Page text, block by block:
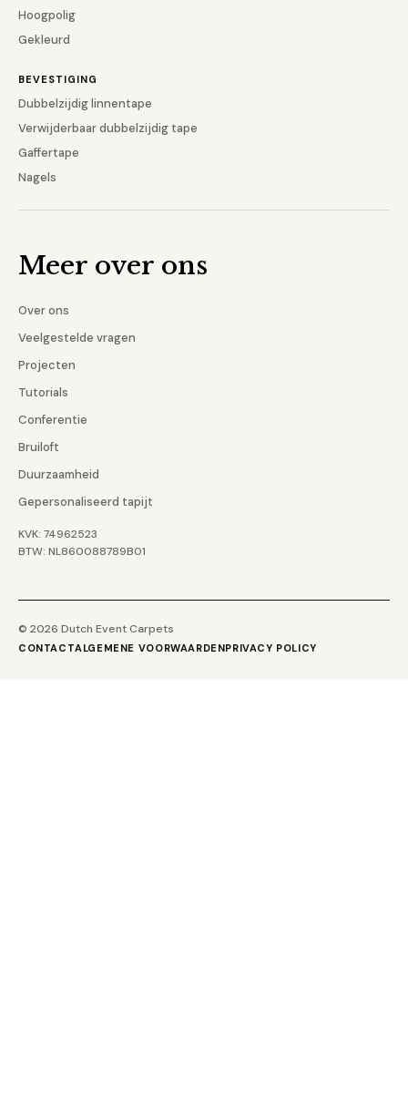
Hoogpolig
Gekleurd
BEVESTIGING
Dubbelzijdig linnentape
Verwijderbaar dubbelzijdig tape
Gaffertape
Nagels
Meer over ons
Over ons
Veelgestelde vragen
Projecten
Tutorials
Conferentie
Bruiloft
Duurzaamheid
Gepersonaliseerd tapijt
KVK: 74962523
BTW: NL860088789B01
© 2026 Dutch Event Carpets
CONTACTALGEMENE VOORWAARDENPRIVACY POLICY